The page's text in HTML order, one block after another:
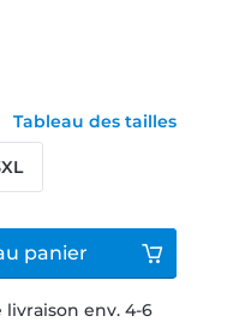
env. 4-6
Tableau des tailles
panier